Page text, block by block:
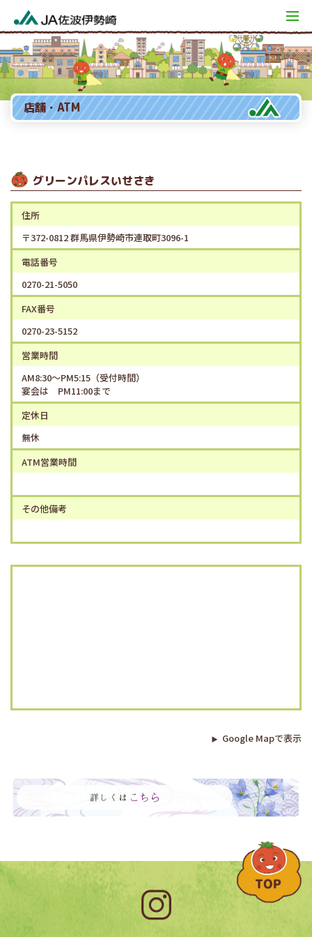
店舗・ATM
グリーンパレスいせさき
住所
〒372-0812 群馬県伊勢崎市連取町3096-1
電話番号
0270-21-5050
FAX番号
0270-23-5152
営業時間
AM8:30～PM5:15（受付時間）
宴会は PM11:00まで
定休日
無休
ATM営業時間
その他備考
Google Mapで表示